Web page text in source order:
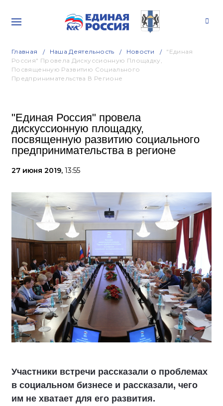
Главная Наша Деятельность Новости
"Единая
Россия" Провела Дискуссионную Площадку,
Посвященную Развитию Социального
Предпринимательства В Регионе
"Единая Россия" провела
дискуссионную площадку,
посвященную развитию социального
предпринимательства в регионе
27 июня 2019, 13:55
Участники встречи рассказали о проблемах
в социальном бизнесе и рассказали, чего
им не хватает для его развития.